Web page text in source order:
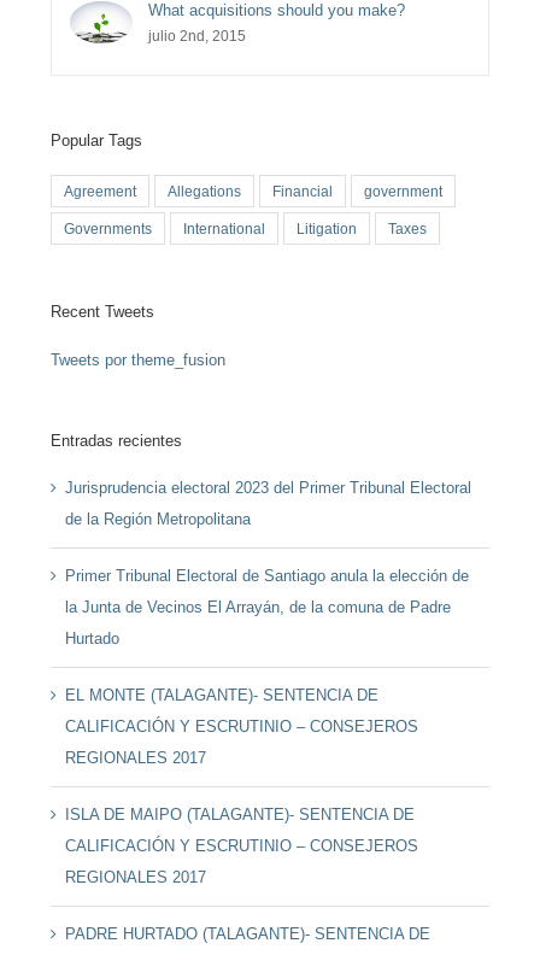
What acquisitions should you make?
julio 2nd, 2015
Popular Tags
Agreement Allegations Financial government
Governments International Litigation Taxes
Recent Tweets
Tweets por theme_fusion
Entradas recientes
Jurisprudencia electoral 2023 del Primer Tribunal Electoral
de la Región Metropolitana
Primer Tribunal Electoral de Santiago anula la elección de
la Junta de Vecinos El Arrayán, de la comuna de Padre
Hurtado
EL MONTE (TALAGANTE)- SENTENCIA DE
CALIFICACIÓN Y ESCRUTINIO – CONSEJEROS
REGIONALES 2017
ISLA DE MAIPO (TALAGANTE)- SENTENCIA DE
CALIFICACIÓN Y ESCRUTINIO – CONSEJEROS
REGIONALES 2017
PADRE HURTADO (TALAGANTE)- SENTENCIA DE